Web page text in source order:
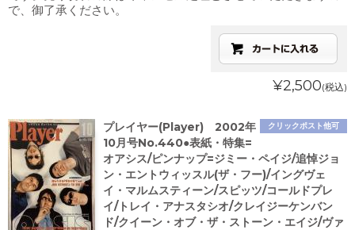
で、御了承ください。
¥2,500(税込)
クリックポスト他可
プレイヤー(Player) 2002年
10月号No.440●表紙・特集=
オアシス/ピンナップ=ジミー・ペイジ/追悼ジョ
ン・エントウィッスル(ザ・フー)/イングヴェ
イ・マルムスティーン/スピッツ/コールドプレ
イ/トレイ・アナスタシオ/クレイジーケンバン
ド/クイーン・オブ・ザ・ストーン・エイジ/ヴァ